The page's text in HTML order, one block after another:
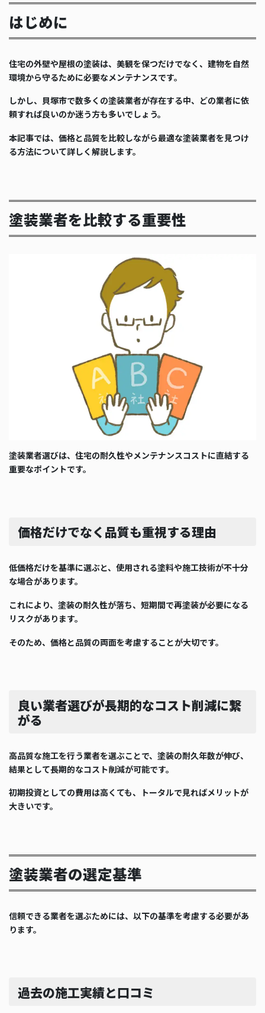
はじめに
住宅の外壁や屋根の塗装は、美観を保つだけでなく、建物を自然
環境から守るために必要なメンテナンスです。
しかし、貝塚市で数多くの塗装業者が存在する中、どの業者に依
頼すれば良いのか迷う方も多いでしょう。
本記事では、価格と品質を比較しながら最適な塗装業者を見つけ
る方法について詳しく解説します。
塗装業者を比較する重要性
塗装業者選びは、住宅の耐久性やメンテナンスコストに直結する
重要なポイントです。
価格だけでなく品質も重視する理由
低価格だけを基準に選ぶと、使用される塗料や施工技術が不十分
な場合があります。
これにより、塗装の耐久性が落ち、短期間で再塗装が必要になる
リスクがあります。
そのため、価格と品質の両面を考慮することが大切です。
良い業者選びが長期的なコスト削減に繋
がる
高品質な施工を行う業者を選ぶことで、塗装の耐久年数が伸び、
結果として長期的なコスト削減が可能です。
初期投資としての費用は高くても、トータルで見ればメリットが
大きいです。
塗装業者の選定基準
信頼できる業者を選ぶためには、以下の基準を考慮する必要があ
ります。
過去の施工実績と口コミ